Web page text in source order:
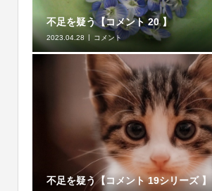
不足を疑う【コメント 20 】
2023.04.28 コメント
不足を疑う【コメント 19シリーズ 】